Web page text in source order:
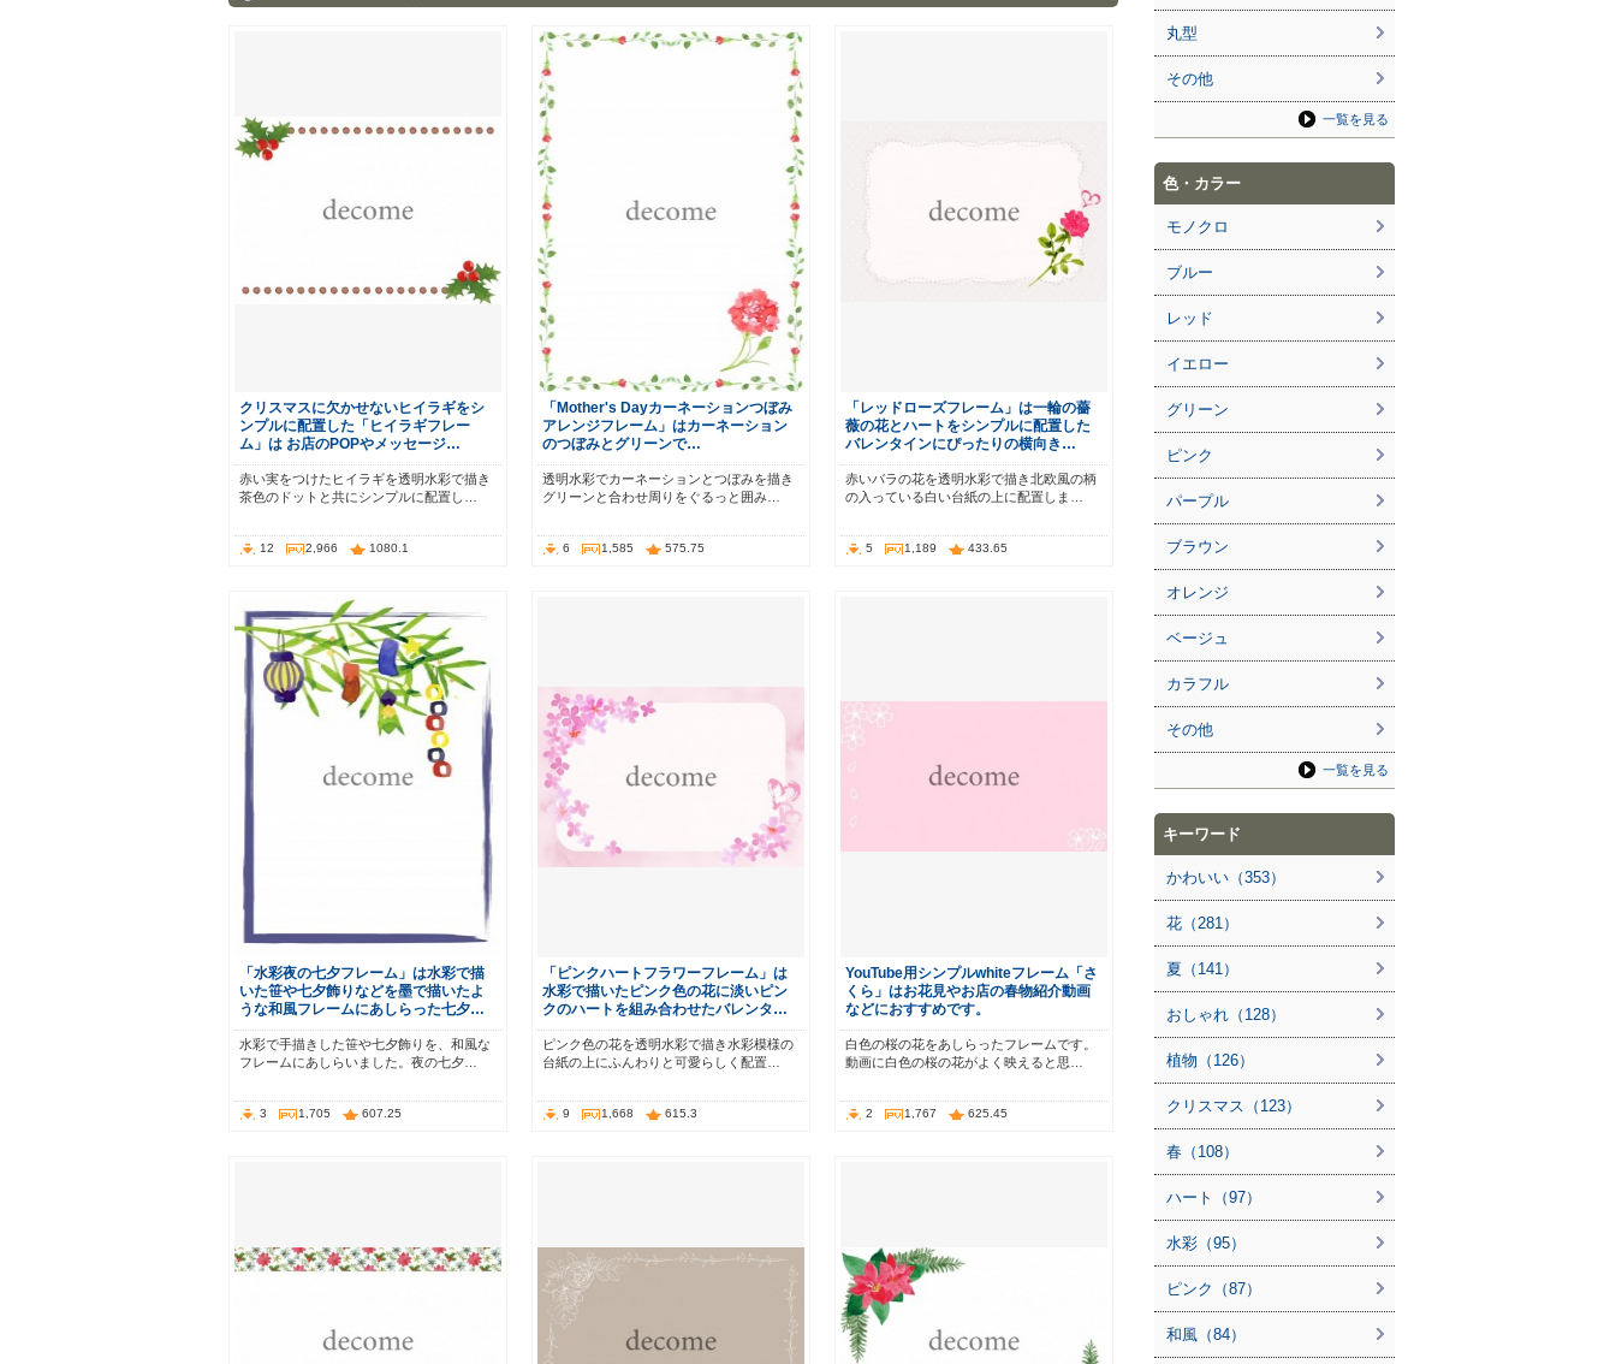
クリスマスに欠かせないヒイラギをシ
ンプルに配置した「ヒイラギフレー
ム」は お店のPOPやメッセージ…
赤い実をつけたヒイラギを透明水彩で描き
茶色のドットと共にシンプルに配置し…
12 2,966 1080.1
「Mother's Dayカーネーションつぼみ
アレンジフレーム」はカーネーション
のつぼみとグリーンで…
透明水彩でカーネーションとつぼみを描き
グリーンと合わせ周りをぐるっと囲み…
6 1,585 575.75
「レッドローズフレーム」は一輪の薔
薇の花とハートをシンプルに配置した
バレンタインにぴったりの横向き…
赤いバラの花を透明水彩で描き北欧風の柄
の入っている白い台紙の上に配置しま…
5 1,189 433.65
「水彩夜の七夕フレーム」は水彩で描
いた笹や七夕飾りなどを墨で描いたよ
うな和風フレームにあしらった七夕…
水彩で手描きした笹や七夕飾りを、和風な
フレームにあしらいました。夜の七夕…
3 1,705 607.25
「ピンクハートフラワーフレーム」は
水彩で描いたピンク色の花に淡いピン
クのハートを組み合わせたバレンタ…
ピンク色の花を透明水彩で描き水彩模様の
台紙の上にふんわりと可愛らしく配置…
9 1,668 615.3
YouTube用シンプルwhiteフレーム「さ
くら」はお花見やお店の春物紹介動画
などにおすすめです。
白色の桜の花をあしらったフレームです。
動画に白色の桜の花がよく映えると思…
2 1,767 625.45
丸型
その他
一覧を見る
色・カラー
モノクロ
ブルー
レッド
イエロー
グリーン
ピンク
パープル
ブラウン
オレンジ
ベージュ
カラフル
その他
一覧を見る
キーワード
かわいい（353）
花（281）
夏（141）
おしゃれ（128）
植物（126）
クリスマス（123）
春（108）
ハート（97）
水彩（95）
ピンク（87）
和風（84）